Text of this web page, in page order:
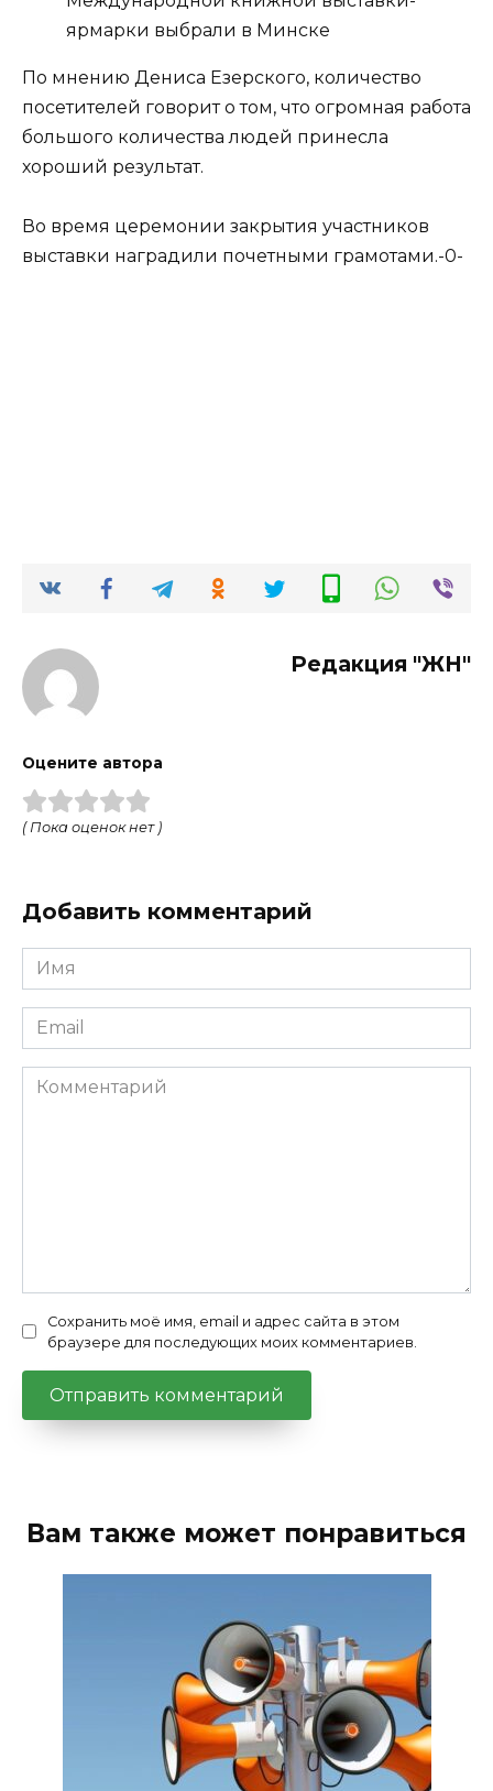
ярмарки выбрали в Минске
По мнению Дениса Езерского, количество
посетителей говорит о том, что огромная работа
большого количества людей принесла
хороший результат.
Во время церемонии закрытия участников
выставки наградили почетными грамотами.-0-
Редакция "ЖН"
Оцените автора
( Пока оценок нет )
Добавить комментарий
Имя
*
Email
*
Комментарий
Сохранить моё имя, email и адрес сайта в этом
браузере для последующих моих комментариев.
Вам также может понравиться